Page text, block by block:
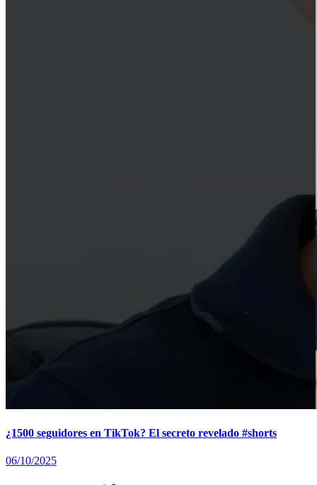
¿1500 seguidores en TikTok? El secreto revelado #shorts
06/10/2025